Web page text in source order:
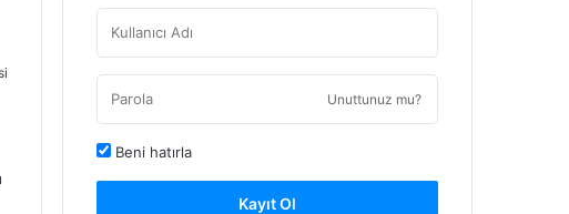
Unuttunuz mu?
Beni hatırla
Kayıt Ol